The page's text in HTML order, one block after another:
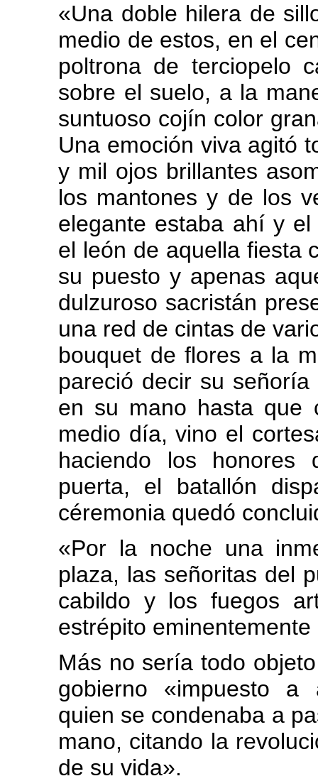
«Una doble hilera de
medio de estos, en el
poltrona de terciopelo
sobre el suelo, a la
suntuoso cojín color
Una emoción viva agitó
y mil ojos brillantes
los mantones y de los
elegante estaba ahí y
el león de aquella fiesta
su puesto y apenas
dulzuroso sacristán
una red de cintas de
bouquet de flores a la
pareció decir su
en su mano hasta que
medio día, vino el
haciendo los
puerta, el batallón
céremonia quedó
«Por la noche una
plaza, las señoritas del
cabildo y los fuegos
estrépito
Más no sería todo
gobierno «impuesto a
quien se condenaba a
mano, citando la
de su vida».